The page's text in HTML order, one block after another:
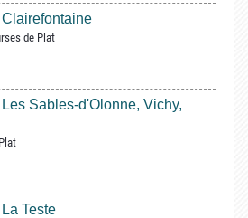
de Plat
Sables-d'Olonne, Vichy,
Teste